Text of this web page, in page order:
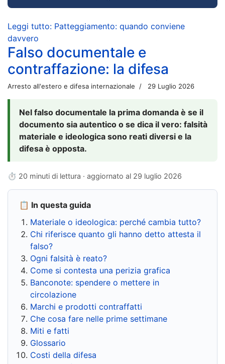
Leggi tutto: Patteggiamento: quando conviene
davvero
Falso documentale e
contraffazione: la difesa
Arresto all'estero e difesa internazionale 29 Luglio 2026
Nel falso documentale la prima domanda è se il
documento sia autentico o se dica il vero: falsità
materiale e ideologica sono reati diversi e la
difesa è opposta.
⏱ 20 minuti di lettura · aggiornato al 29 luglio 2026
📋 In questa guida
Materiale o ideologica: perché cambia tutto?
Chi riferisce quanto gli hanno detto attesta il
falso?
Ogni falsità è reato?
Come si contesta una perizia grafica
Banconote: spendere o mettere in
circolazione
Marchi e prodotti contraffatti
Che cosa fare nelle prime settimane
Miti e fatti
Glossario
Costi della difesa